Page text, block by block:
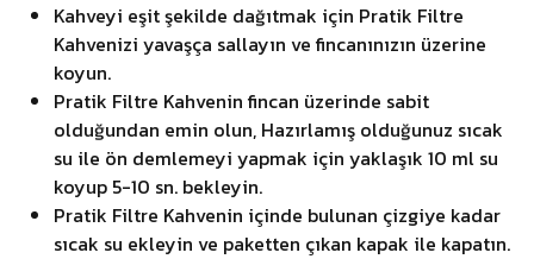
Kahveyi eşit şekilde dağıtmak için Pratik Filtre
Kahvenizi yavaşça sallayın ve fincanınızın üzerine
koyun.
Pratik Filtre Kahvenin fincan üzerinde sabit
olduğundan emin olun, Hazırlamış olduğunuz sıcak
su ile ön demlemeyi yapmak için yaklaşık 10 ml su
koyup 5-10 sn. bekleyin.
Pratik Filtre Kahvenin içinde bulunan çizgiye kadar
sıcak su ekleyin ve paketten çıkan kapak ile kapatın.